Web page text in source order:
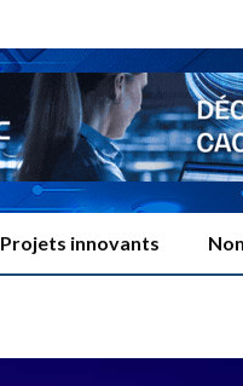
Projets innovants